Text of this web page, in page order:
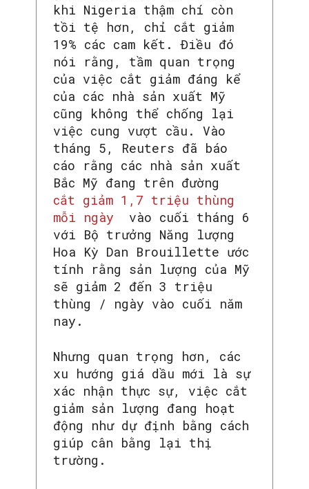
khi Nigeria thậm chí còn
tồi tệ hơn, chỉ cắt giảm
19% các cam kết. Điều đó
nói rằng, tầm quan trọng
của việc cắt giảm đáng kể
của các nhà sản xuất Mỹ
cũng không thể chống lại
việc cung vượt cầu. Vào
tháng 5, Reuters đã báo
cáo rằng các nhà sản xuất
Bắc Mỹ đang trên đường
cắt giảm 1,7 triệu thùng
mỗi ngày vào cuối tháng 6
với Bộ trưởng Năng lượng
Hoa Kỳ Dan Brouillette ước
tính rằng sản lượng của Mỹ
sẽ giảm 2 đến 3 triệu
thùng / ngày vào cuối năm
nay.
Nhưng quan trọng hơn, các
xu hướng giá dầu mới là sự
xác nhận thực sự, việc cắt
giảm sản lượng đang hoạt
động như dự định bằng cách
giúp cân bằng lại thị
trường.